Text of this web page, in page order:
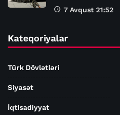
7 Avqust 21:52
Kateqoriyalar
Türk Dövlətləri
Siyasət
İqtisadiyyat